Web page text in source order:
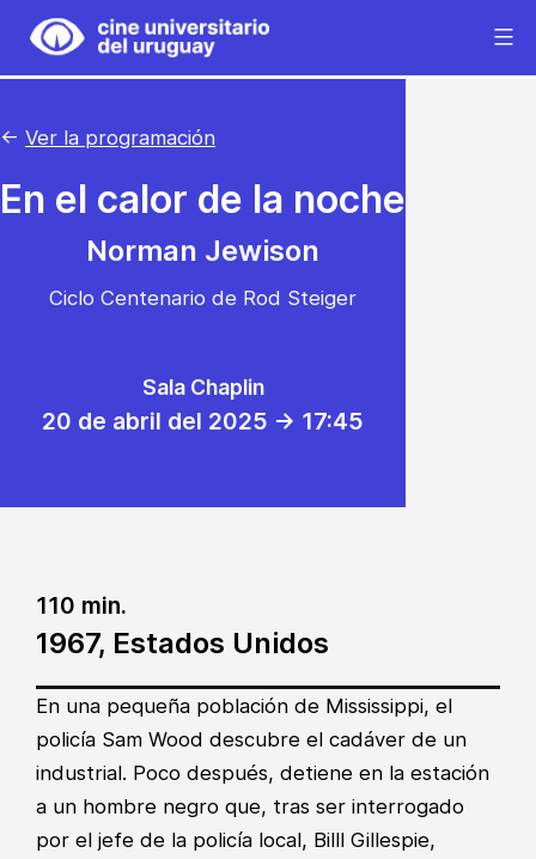
Saltar
contenido
Cine
Universitario
Uruguay
← Ver la programación
En el calor de la noche
Norman Jewison
Ciclo Centenario de Rod Steiger
Sala Chaplin
20 de abril del 2025 -> 17:45
1967, Estados Unidos
110 min.
En una pequeña población de Mississippi, el
policía Sam Wood descubre el cadáver de un
industrial. Poco después, detiene en la estación
a un hombre negro que, tras ser interrogado
por el jefe de la policía local, Billl Gillespie,